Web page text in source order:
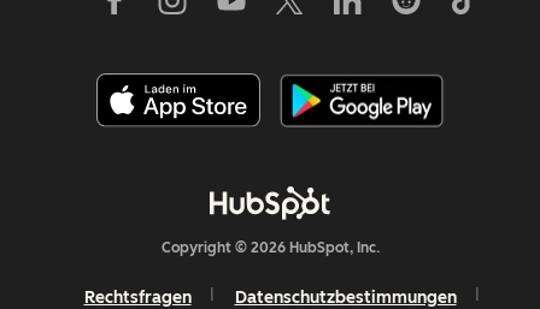
Copyright © 2026 HubSpot, Inc.
Rechtsfragen Datenschutzbestimmungen